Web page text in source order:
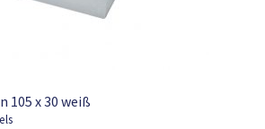
105 x 30 weiß